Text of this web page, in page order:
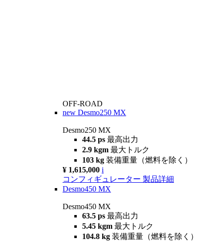
OFF-ROAD
new Desmo250 MX
Desmo250 MX
44.5 ps 最高出力
2.9 kgm 最大トルク
103 kg 装備重量（燃料を除く）
¥ 1,615,000 i
コンフィギュレーター 製品詳細
Desmo450 MX
Desmo450 MX
63.5 ps 最高出力
5.45 kgm 最大トルク
104.8 kg 装備重量（燃料を除く）